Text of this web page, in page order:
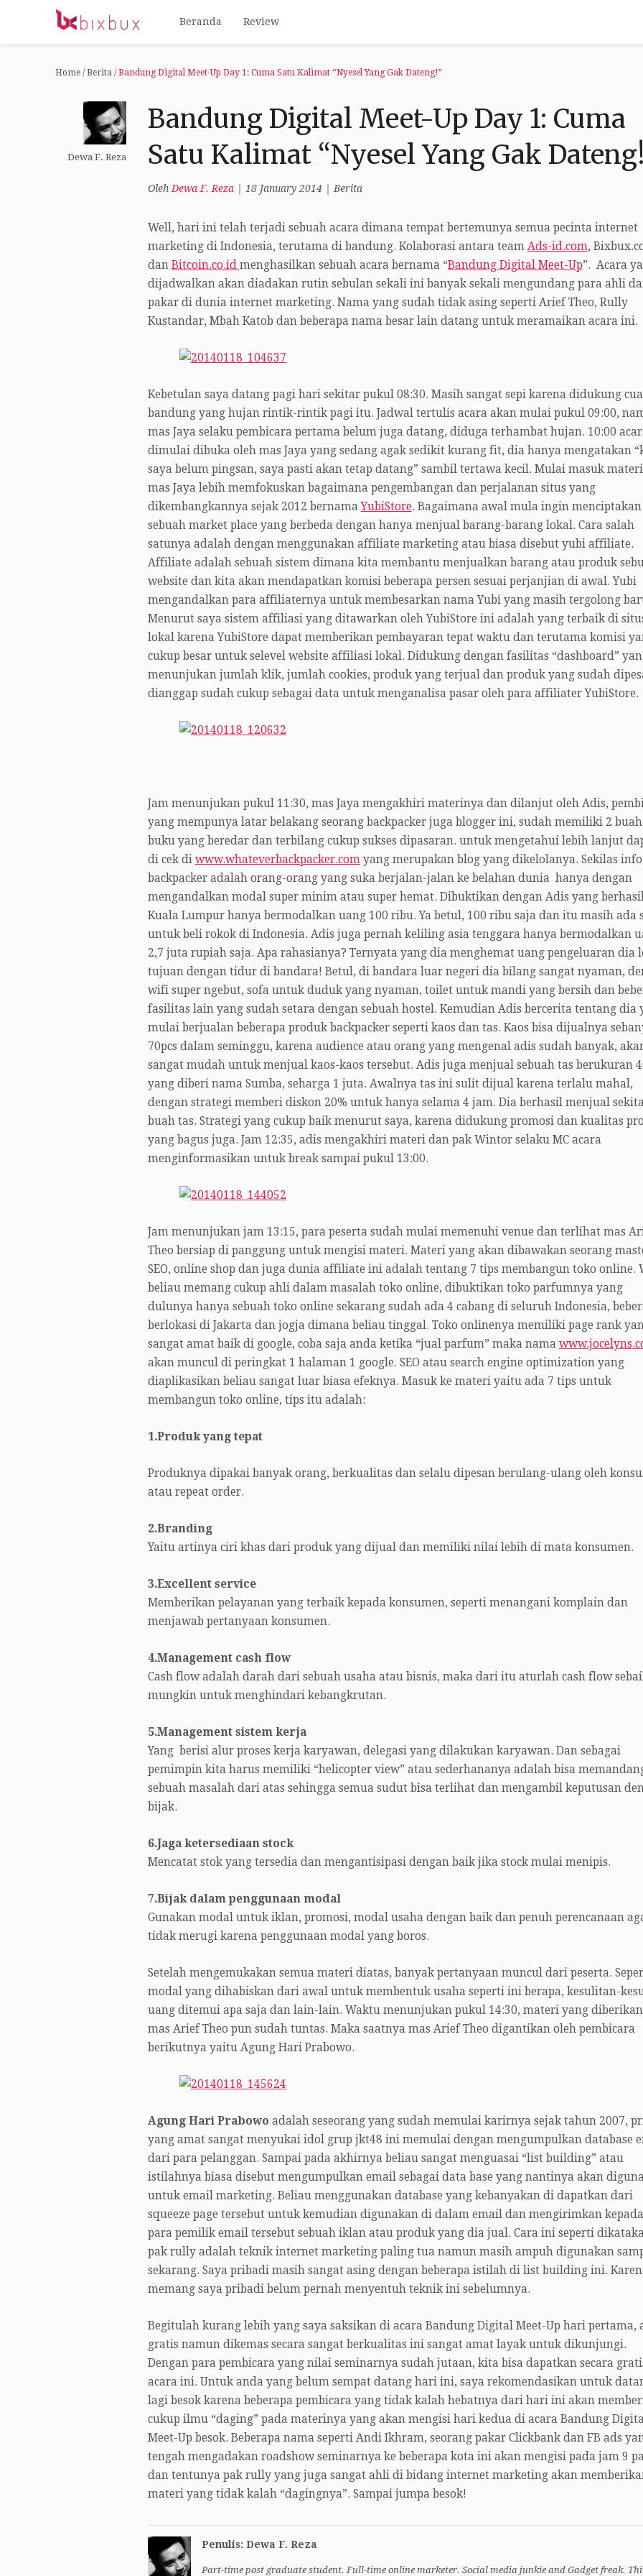
Beranda Review
Home /Berita /Bandung Digital Meet-Up Day 1: Cuma Satu Kalimat “Nyesel Yang Gak Dateng!”
Dewa F. Reza
Bandung Digital Meet-Up Day 1: Cuma
Satu Kalimat “Nyesel Yang Gak
Oleh Dewa F. Reza| 18 January 2014| Berita
Well, hari ini telah terjadi sebuah acara dimana tempat bertemunya semua pecinta internet
marketing di Indonesia, terutama di bandung. Kolaborasi antara team Ads-id.com,
dan Bitcoin.co.id menghasilkan sebuah acara bernama “Bandung Digital Meet-Up”. Acara
dijadwalkan akan diadakan rutin sebulan sekali ini banyak sekali mengundang para ahli
pakar di dunia internet marketing. Nama yang sudah tidak asing seperti Arief Theo, Rully
Kustandar, Mbah Katob dan beberapa nama besar lain datang untuk meramaikan acara ini.
Kebetulan saya datang pagi hari sekitar pukul 08:30. Masih sangat sepi karena didukung
bandung yang hujan rintik-rintik pagi itu. Jadwal tertulis acara akan mulai pukul 09:00,
mas Jaya selaku pembicara pertama belum juga datang, diduga terhambat hujan. 10:00
dimulai dibuka oleh mas Jaya yang sedang agak sedikit kurang fit, dia hanya mengatakan
saya belum pingsan, saya pasti akan tetap datang” sambil tertawa kecil. Mulai masuk
mas Jaya lebih memfokuskan bagaimana pengembangan dan perjalanan situs yang
dikembangkannya sejak 2012 bernamaYubiStore. Bagaimana awal mula ingin menciptakan
sebuah market place yang berbeda dengan hanya menjual barang-barang lokal. Cara salah
satunya adalah dengan menggunakan affiliate marketing atau biasa disebut yubi affiliate.
Affiliate adalah sebuah sistem dimana kita membantu menjualkan barang atau produk
website dan kita akan mendapatkan komisi beberapa persen sesuai perjanjian di awal. Yubi
mengandalkan para affiliaternya untuk membesarkan nama Yubi yang masih tergolong
Menurut saya sistem affiliasi yang ditawarkan oleh YubiStore ini adalah yang terbaik di
lokal karena YubiStore dapat memberikan pembayaran tepat waktu dan terutama komisi
cukup besar untuk selevel website affiliasi lokal. Didukung dengan fasilitas “dashboard”
menunjukan jumlah klik, jumlah cookies, produk yang terjual dan produk yang sudah
dianggap sudah cukup sebagai data untuk menganalisa pasar oleh para affiliater YubiStore.
Jam menunjukan pukul 11:30, mas Jaya mengakhiri materinya dan dilanjut oleh Adis,
yang mempunya latar belakang seorang backpacker juga blogger ini, sudah memiliki 2 buah
buku yang beredar dan terbilang cukup sukses dipasaran. untuk mengetahui lebih lanjut
di cek di www.whateverbackpacker.comyang merupakan blog yang dikelolanya. Sekilas info
backpacker adalah orang-orang yang suka berjalan-jalan ke belahan dunia hanya dengan
mengandalkan modal super minim atau super hemat. Dibuktikan dengan Adis yang
Kuala Lumpur hanya bermodalkan uang 100 ribu. Ya betul, 100 ribu saja dan itu masih ada
untuk beli rokok di Indonesia. Adis juga pernah keliling asia tenggara hanya bermodalkan
2,7 juta rupiah saja. Apa rahasianya? Ternyata yang dia menghemat uang pengeluaran dia
tujuan dengan tidur di bandara! Betul, di bandara luar negeri dia bilang sangat nyaman,
wifi super ngebut, sofa untuk duduk yang nyaman, toilet untuk mandi yang bersih dan
fasilitas lain yang sudah setara dengan sebuah hostel. Kemudian Adis bercerita tentang dia
mulai berjualan beberapa produk backpacker seperti kaos dan tas. Kaos bisa dijualnya
70pcs dalam seminggu, karena audience atau orang yang mengenal adis sudah banyak,
sangat mudah untuk menjual kaos-kaos tersebut. Adis juga menjual sebuah tas berukuran
yang diberi nama Sumba, seharga 1 juta. Awalnya tas ini sulit dijual karena terlalu mahal,
dengan strategi memberi diskon 20% untuk hanya selama 4 jam. Dia berhasil menjual
buah tas. Strategi yang cukup baik menurut saya, karena didukung promosi dan kualitas
yang bagus juga. Jam 12:35, adis mengakhiri materi dan pak Wintor selaku MC acara
menginformasikan untuk break sampai pukul 13:00.
Jam menunjukan jam 13:15, para peserta sudah mulai memenuhi venue dan terlihat mas
Theo bersiap di panggung untuk mengisi materi. Materi yang akan dibawakan seorang
SEO, online shop dan juga dunia affiliate ini adalah tentang 7 tips membangun toko online.
beliau memang cukup ahli dalam masalah toko online, dibuktikan toko parfumnya yang
dulunya hanya sebuah toko online sekarang sudah ada 4 cabang di seluruh Indonesia,
berlokasi di Jakarta dan jogja dimana beliau tinggal. Toko onlinenya memiliki page rank
sangat amat baik di google, coba saja anda ketika “jual parfum” maka nama
akan muncul di peringkat 1 halaman 1 google. SEO atau search engine optimization yang
diaplikasikan beliau sangat luar biasa efeknya. Masuk ke materi yaitu ada 7 tips untuk
membangun toko online, tips itu adalah:
1.Produk yang tepat
Produknya dipakai banyak orang, berkualitas dan selalu dipesan berulang-ulang oleh
atau repeat order.
2.Branding
Yaitu artinya ciri khas dari produk yang dijual dan memiliki nilai lebih di mata konsumen.
3.Excellent service
Memberikan pelayanan yang terbaik kepada konsumen, seperti menangani komplain dan
menjawab pertanyaan konsumen.
4.Management cash flow
Cash flow adalah darah dari sebuah usaha atau bisnis, maka dari itu aturlah cash flow
mungkin untuk menghindari kebangkrutan.
5.Management sistem kerja
Yang berisi alur proses kerja karyawan, delegasi yang dilakukan karyawan. Dan sebagai
pemimpin kita harus memiliki “helicopter view” atau sederhananya adalah bisa
sebuah masalah dari atas sehingga semua sudut bisa terlihat dan mengambil keputusan
bijak.
6.Jaga ketersediaan stock
Mencatat stok yang tersedia dan mengantisipasi dengan baik jika stock mulai menipis.
7.Bijak dalam penggunaan modal
Gunakan modal untuk iklan, promosi, modal usaha dengan baik dan penuh perencanaan
tidak merugi karena penggunaan modal yang boros.
Setelah mengemukakan semua materi diatas, banyak pertanyaan muncul dari peserta.
modal yang dihabiskan dari awal untuk membentuk usaha seperti ini berapa, kesulitan-
uang ditemui apa saja dan lain-lain. Waktu menunjukan pukul 14:30, materi yang
mas Arief Theo pun sudah tuntas. Maka saatnya mas Arief Theo digantikan oleh pembicara
berikutnya yaitu Agung Hari Prabowo.
Agung Hari Prabowo adalah seseorang yang sudah memulai karirnya sejak tahun 2007,
yang amat sangat menyukai idol grup jkt48 ini memulai dengan mengumpulkan database
dari para pelanggan. Sampai pada akhirnya beliau sangat menguasai “list building” atau
istilahnya biasa disebut mengumpulkan email sebagai data base yang nantinya akan
untuk email marketing. Beliau menggunakan database yang kebanyakan di dapatkan dari
squeeze page tersebut untuk kemudian digunakan di dalam email dan mengirimkan kepada
para pemilik email tersebut sebuah iklan atau produk yang dia jual. Cara ini seperti
pak rully adalah teknik internet marketing paling tua namun masih ampuh digunakan
sekarang. Saya pribadi masih sangat asing dengan beberapa istilah di list building ini.
memang saya pribadi belum pernah menyentuh teknik ini sebelumnya.
Begitulah kurang lebih yang saya saksikan di acara Bandung Digital Meet-Up hari pertama,
gratis namun dikemas secara sangat berkualitas ini sangat amat layak untuk dikunjungi.
Dengan para pembicara yang nilai seminarnya sudah jutaan, kita bisa dapatkan secara
acara ini. Untuk anda yang belum sempat datang hari ini, saya rekomendasikan untuk
lagi besok karena beberapa pembicara yang tidak kalah hebatnya dari hari ini akan
cukup ilmu “daging” pada materinya yang akan mengisi hari kedua di acara Bandung
Meet-Up besok. Beberapa nama seperti Andi Ikhram, seorang pakar Clickbank dan FB ads
tengah mengadakan roadshow seminarnya ke beberapa kota ini akan mengisi pada jam 9
dan tentunya pak rully yang juga sangat ahli di bidang internet marketing akan
materi yang tidak kalah “dagingnya”. Sampai jumpa besok!
Penulis: Dewa F. Reza
Part-time post graduate student. Full-time online marketer. Social media junkie and Gadget freak.